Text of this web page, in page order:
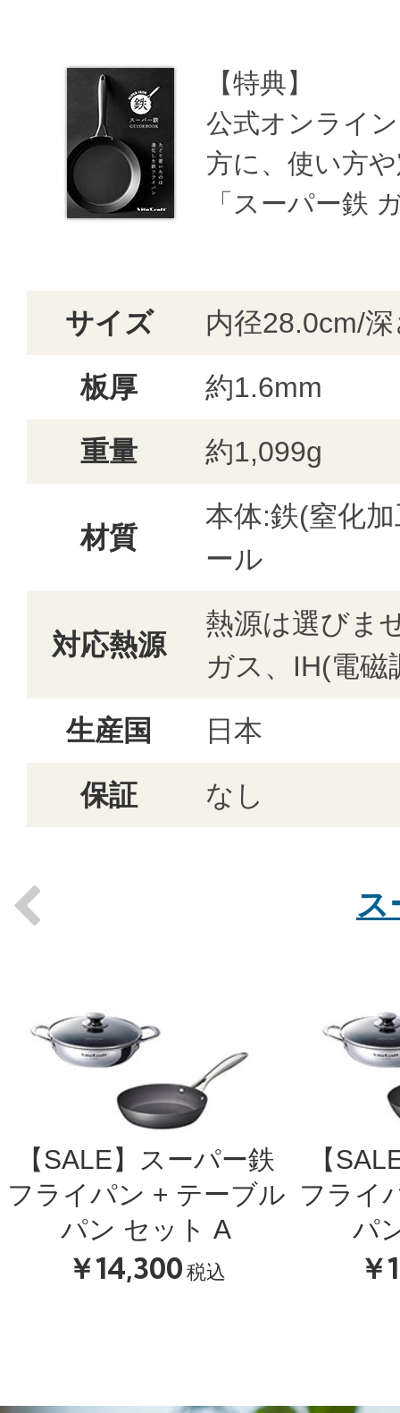
【特典】
公式オンライ
方に、使い方
「スーパー鉄
サイズ
内径28.0cm/
板厚
約1.6mm
重量
約1,099g
材質
本体:鉄(窒化
ール
対応熱源
熱源は選びま
ガス、IH(電磁
生産国
日本
保証
なし
ス
【SALE】スーパー鉄
フライパン + テーブル
パン セット A
￥14,300 税込
【
フライ
パ
￥